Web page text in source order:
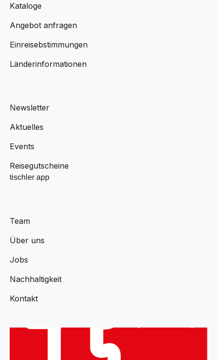
Kataloge
Angebot anfragen
Einreisebstimmungen
Länderinformationen
Newsletter
Aktuelles
Events
Reisegutscheine
tischler app
Team
Über uns
Jobs
Nachhaltigkeit
Kontakt